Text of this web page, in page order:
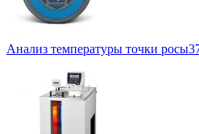
Анализ температуры точки росы